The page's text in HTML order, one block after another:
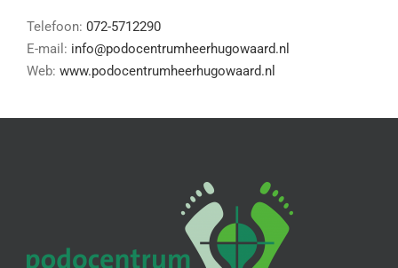
Telefoon: 072-5712290
E-mail: info@podocentrumheerhugowaard.nl
Web: www.podocentrumheerhugowaard.nl